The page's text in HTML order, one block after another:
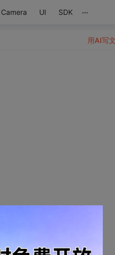
Camera UI SDK ...
用AI写